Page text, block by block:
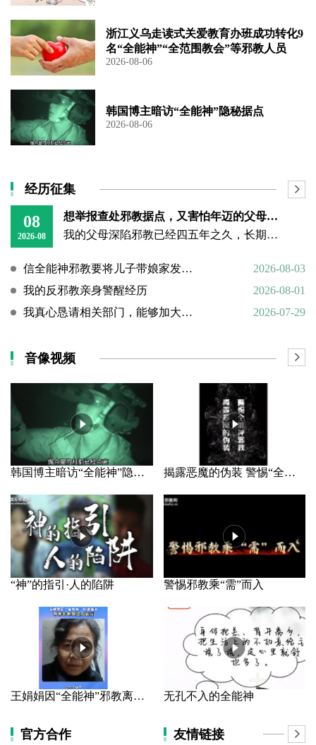
浙江义乌走读式关爱教育办班成功转化9
名“全能神”“全范围教会”等邪教人员
2026-08-06
韩国博主暗访“全能神”隐秘据点
2026-08-06
经历征集
08
2026-08
想举报查处邪教据点，又害怕年迈的父母心理难以承受
我的父母深陷邪教已经四五年之久，长期的洗脑已经深深困住他们的思想。昨日我回到老家，看见年迈双亲憔悴疲惫的模样，内心万分揪心难受。
信全能神邪教要将儿子带娘家发展成信徒
2026-08-03
我的反邪教亲身警醒经历
2026-08-01
我真心恳请相关部门，能够加大对“全能神”邪教的打击力度
2026-07-29
音像视频
韩国博主暗访“全能神”隐秘据点 揭露恶魔的伪装 警惕“全能神”邪教
“神”的指引·人的陷阱 警惕邪教乘“需”而入
王娟娟因“全能神”邪教离家 母亲长年哭泣几近盲 无孔不入的全能神
官方合作 友情链接